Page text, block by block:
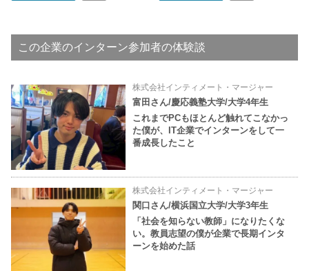
この企業のインターン参加者の体験談
株式会社インティメート・マージャー
富田さん/慶応義塾大学/大学4年生
これまでPCもほとんど触れてこなかっ
た僕が、IT企業でインターンをして一
番成長したこと
株式会社インティメート・マージャー
関口さん/横浜国立大学/大学3年生
「社会を知らない教師」になりたくな
い。教員志望の僕が企業で長期インタ
ーンを始めた話